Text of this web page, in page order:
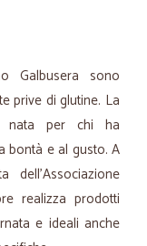
Galbusera sono
prive di glutine. La
nata per chi ha
bontà e al gusto. A
realizza prodotti
e ideali anche